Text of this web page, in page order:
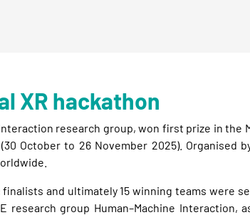
XR hackathon
research group, won first prize in the
October to 26 November 2025). Organised
and ultimately 15 winning teams were
research group Human–Machine Interaction,